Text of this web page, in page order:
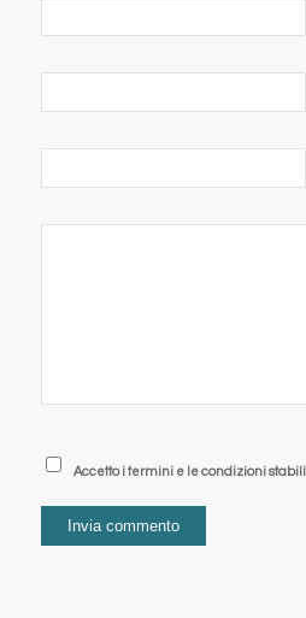
Accetto i termini e le condizioni